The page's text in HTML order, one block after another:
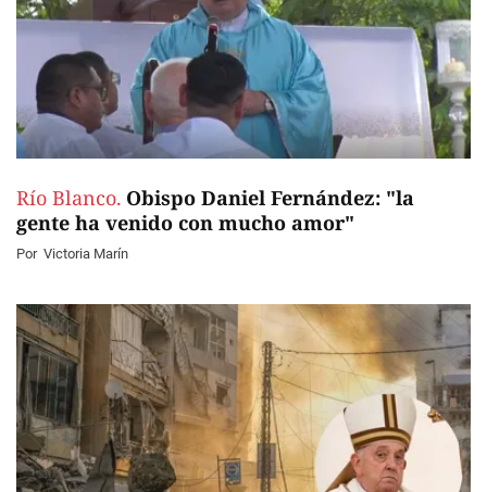
Río Blanco. Obispo Daniel Fernández: "la
gente ha venido con mucho amor"
Por Victoria Marín